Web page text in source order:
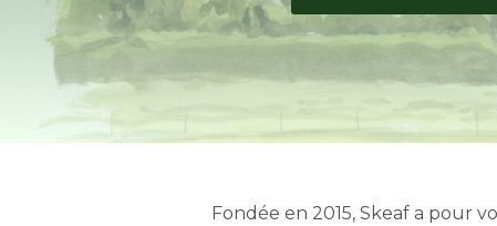
Fondée en 2015, Skeaf a pour